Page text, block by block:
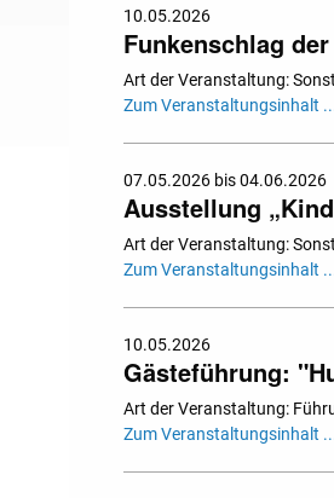
10.05.2026
Funkenschlag
Art der Veranstaltung:
Zum Veranstaltungsinhalt
07.05.2026 bis 04.06.2026
Ausstellung
Art der Veranstaltung:
Zum Veranstaltungsinhalt
10.05.2026
Gästeführung:
Art der Veranstaltung:
Zum Veranstaltungsinhalt